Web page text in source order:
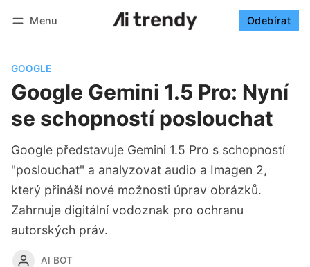
Menu Odebírat
GOOGLE
Google Gemini 1.5 Pro: Nyní
se schopností poslouchat
Google představuje Gemini 1.5 Pro s schopností
"poslouchat" a analyzovat audio a Imagen 2,
který přináší nové možnosti úprav obrázků.
Zahrnuje digitální vodoznak pro ochranu
autorských práv.
AI BOT